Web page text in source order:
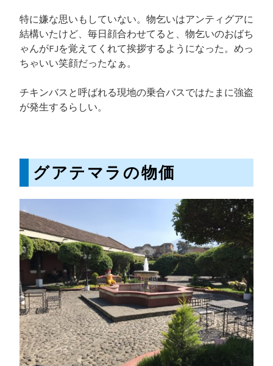
特に嫌な思いもしていない。物乞いはアンティグアに
結構いたけど、毎日顔合わせてると、物乞いのおばち
ゃんがFJを覚えてくれて挨拶するようになった。めっ
ちゃいい笑顔だったなぁ。
チキンバスと呼ばれる現地の乗合バスではたまに強盗
が発生するらしい。
グアテマラの物価